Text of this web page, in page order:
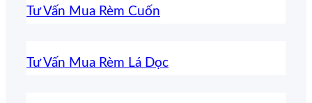
Tư Vấn Mua Rèm Cuốn
Tư Vấn Mua Rèm Lá Dọc